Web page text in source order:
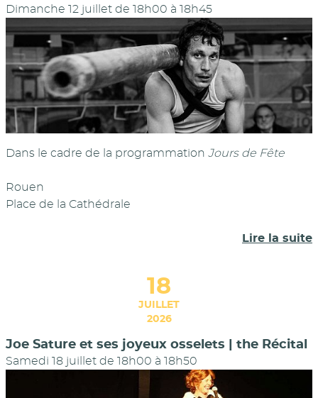
Dimanche 12 juillet de 18h00 à 18h45
Dans le cadre de la programmation Jours de Fête
Rouen
Place de la Cathédrale
Lire la suite
18
JUILLET
2026
Joe Sature et ses joyeux osselets | the Récital
Samedi 18 juillet de 18h00 à 18h50